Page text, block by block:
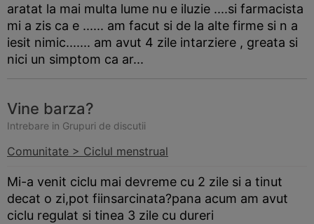
aratat la mai multa lume nu e iluzie ....si farmacista
mi a zis ca e ...... am facut si de la alte firme si n a
iesit nimic....... am avut 4 zile intarziere , greata si
nici un simptom ca ar...
Vine barza?
Intrebare in Grupuri de discutii
Comunitate > Ciclul menstrual
Mi-a venit ciclu mai devreme cu 2 zile si a tinut
decat o zi,pot fiinsarcinata?pana acum am avut
ciclu regulat si tinea 3 zile cu dureri